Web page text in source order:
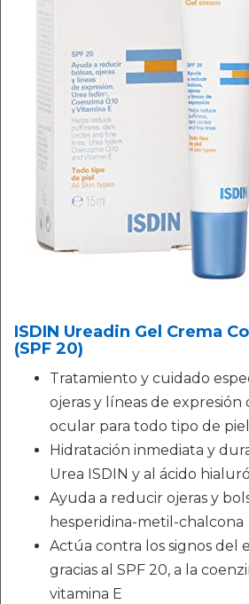
ISDIN Ureadin Gel Crema
(SPF 20)
Tratamiento y cuidado
ojeras y líneas de expresión
ocular para todo tipo de piel
Hidratación inmediata y
Urea ISDIN y al ácido
Ayuda a reducir ojeras y
hesperidina-metil-chalcona
Actúa contra los signos del
gracias al SPF 20, a la
vitamina E